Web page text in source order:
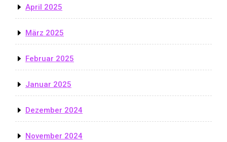
April 2025
März 2025
Februar 2025
Januar 2025
Dezember 2024
November 2024